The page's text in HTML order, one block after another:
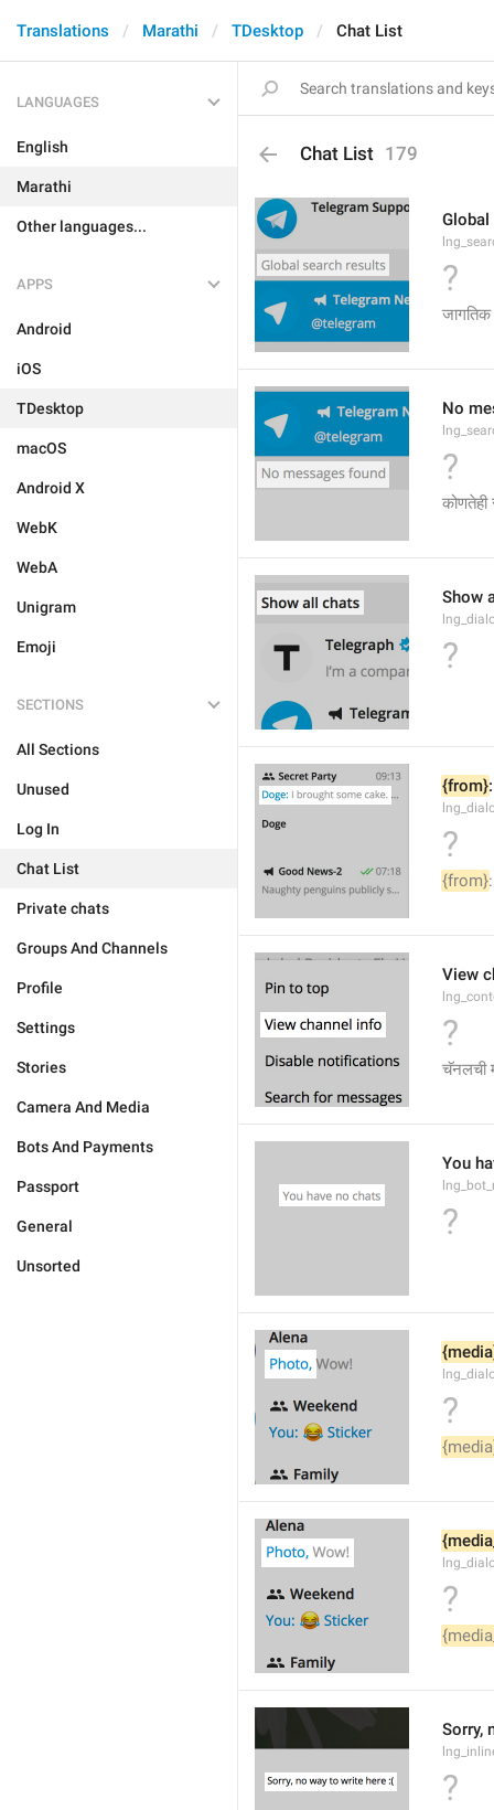
Translations Marathi TDesktop Chat List
LANGUAGES
English
Marathi
Other languages...
APPS
Android
iOS
TDesktop
macOS
Android X
WebK
WebA
Unigram
Emoji
SECTIONS
All Sections
Unused
Log In
Chat List
Private chats
Groups And Channels
Profile
Settings
Stories
Camera And Media
Bots And Payments
Passport
General
Unsorted
Chat List 179
?
जागतिक
No
?
Show
?
{from}:
?
{from}:
View
?
चॅनलची
You
?
?
?
Sorry,
?